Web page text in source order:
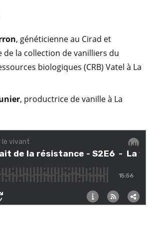
, généticienne au Cirad et
de la collection de vanilliers du
biologiques (CRB) Vatel à La
, productrice de vanille à La